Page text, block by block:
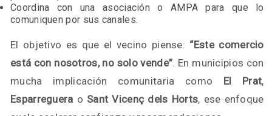
Coordina con una asociación o AMPA para que lo
comuniquen por sus canales.
El objetivo es que el vecino piense: “Este comercio
está con nosotros, no solo vende”. En municipios con
mucha implicación comunitaria como El Prat,
Esparreguera o Sant Vicenç dels Horts, ese enfoque